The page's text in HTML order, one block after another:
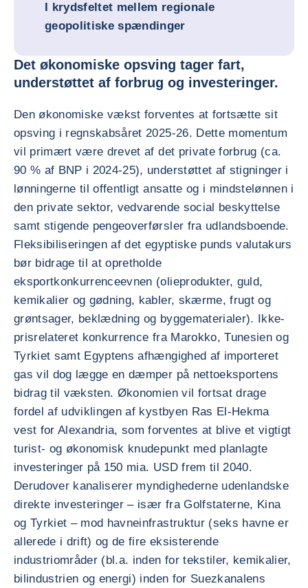
I krydsfeltet mellem regionale
geopolitiske spændinger
Det økonomiske opsving tager fart,
understøttet af forbrug og investeringer.
Den økonomiske vækst forventes at fortsætte sit
opsving i regnskabsåret 2025-26. Dette momentum
vil primært være drevet af det private forbrug (ca.
90 % af BNP i 2024-25), understøttet af stigninger i
lønningerne til offentligt ansatte og i mindstelønnen i
den private sektor, vedvarende social beskyttelse
samt stigende pengeoverførsler fra udlandsboende.
Fleksibiliseringen af det egyptiske punds valutakurs
bør bidrage til at opretholde
eksportkonkurrenceevnen (olieprodukter, guld,
kemikalier og gødning, kabler, skærme, frugt og
grøntsager, beklædning og byggematerialer). Ikke-
prisrelateret konkurrence fra Marokko, Tunesien og
Tyrkiet samt Egyptens afhængighed af importeret
gas vil dog lægge en dæmper på nettoeksportens
bidrag til væksten. Økonomien vil fortsat drage
fordel af udviklingen af kystbyen Ras El-Hekma
vest for Alexandria, som forventes at blive et vigtigt
turist- og økonomisk knudepunkt med planlagte
investeringer på 150 mia. USD frem til 2040.
Derudover kanaliserer myndighederne udenlandske
direkte investeringer – især fra Golfstaterne, Kina
og Tyrkiet – mod havneinfrastruktur (seks havne er
allerede i drift) og de fire eksisterende
industriområder (bl.a. inden for tekstiler, kemikalier,
bilindustrien og energi) inden for Suezkanalens